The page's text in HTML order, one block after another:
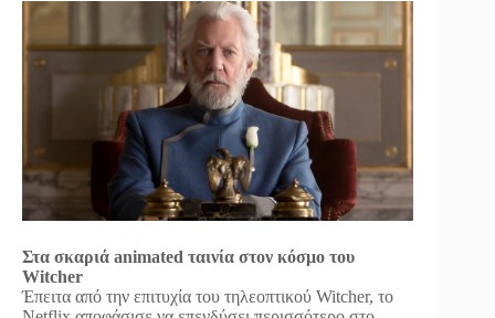
Στα σκαριά animated ταινία στον κόσμο του
Witcher
Έπειτα από την επιτυχία του τηλεοπτικού Witcher, το